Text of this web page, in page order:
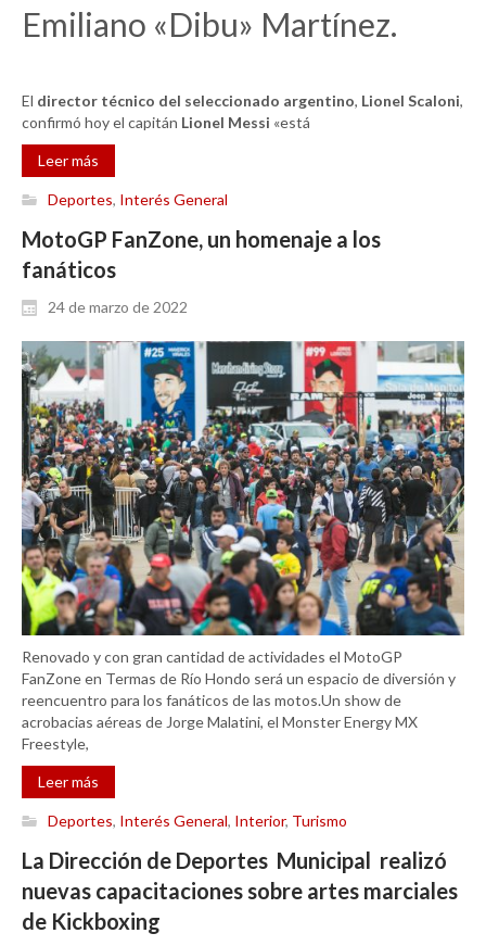
Emiliano «Dibu» Martínez.
El director técnico del seleccionado argentino, Lionel Scaloni,
confirmó hoy el capitán Lionel Messi «está
Leer más
Deportes, Interés General
MotoGP FanZone, un homenaje a los
fanáticos
24 de marzo de 2022
Renovado y con gran cantidad de actividades el MotoGP
FanZone en Termas de Río Hondo será un espacio de diversión y
reencuentro para los fanáticos de las motos.Un show de
acrobacias aéreas de Jorge Malatini, el Monster Energy MX
Freestyle,
Leer más
Deportes, Interés General, Interior, Turismo
La Dirección de Deportes Municipal realizó
nuevas capacitaciones sobre artes marciales
de Kickboxing